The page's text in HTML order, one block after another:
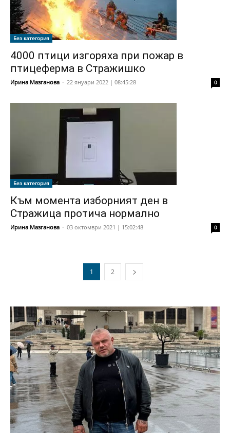
Без категория
4000 птици изгоряха при пожар в
птицеферма в Стражишко
Ирина Мазганова - 22 януари 2022 | 08:45:28 0
Без категория
Към момента изборният ден в
Стражица протича нормално
Ирина Мазганова - 03 октомври 2021 | 15:02:48 0
1 2